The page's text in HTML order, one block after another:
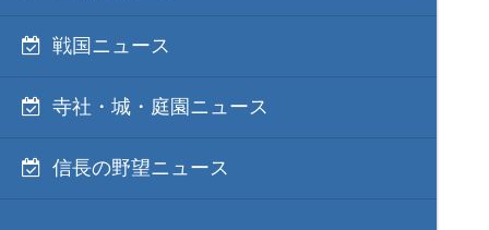
戦国ニュース
寺社・城・庭園ニュース
信長の野望ニュース